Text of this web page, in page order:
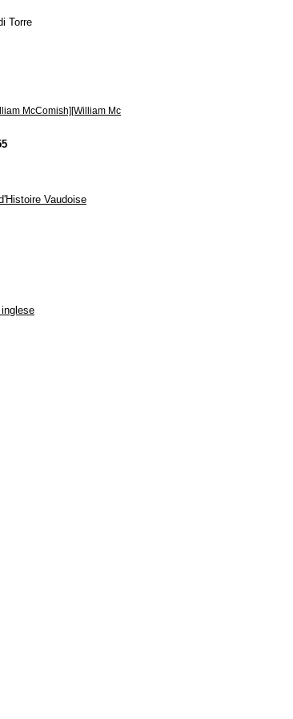
Torre
McComish][William Mc
Vaudoise